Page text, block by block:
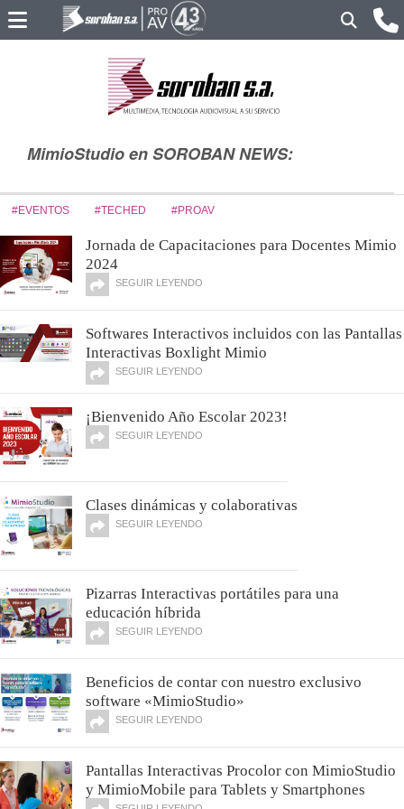
MimioStudio en SOROBAN NEWS:
#EVENTOS #TECHED #PROAV
Jornada de Capacitaciones para Docentes Mimio
2024
SEGUIR LEYENDO
Softwares Interactivos incluidos con las Pantallas
Interactivas Boxlight Mimio
SEGUIR LEYENDO
¡Bienvenido Año Escolar 2023!
SEGUIR LEYENDO
Clases dinámicas y colaborativas
SEGUIR LEYENDO
Pizarras Interactivas portátiles para una
educación híbrida
SEGUIR LEYENDO
Beneficios de contar con nuestro exclusivo
software «MimioStudio»
SEGUIR LEYENDO
Pantallas Interactivas Procolor con MimioStudio
y MimioMobile para Tablets y Smartphones